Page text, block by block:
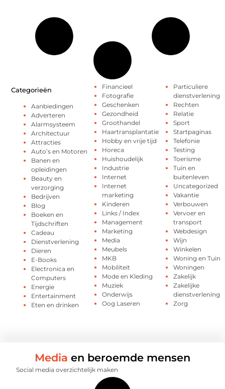
Categorieën
Aanbiedingen
Adverteren
Alarmsysteem
Architectuur
Attracties
Auto’s en Motoren
Banen en
opleidingen
Beauty en
verzorging
Bedrijven
Blog
Boeken en
Tijdschriften
Cadeau
Dienstverlening
Dieren
E-Books
Electronica en
Computers
Energie
Entertainment
Eten en drinken
Financieel
Fotografie
Geschenken
Gezondheid
Groothandel
Haartransplantatie
Hobby en vrije tijd
Horeca
Huishoudelijk
Industrie
Internet
Internet
marketing
Kinderen
Links / Index
Management
Marketing
Media
Meubels
MKB
Mobiliteit
Mode en Kleding
Muziek
Onderwijs
Oog Laseren
Particuliere
dienstverlening
Rechten
Relatie
Sport
Startpaginas
Telefonie
Testing
Toerisme
Tuin en
buitenleven
Uncategorized
Vakantie
Verbouwen
Vervoer en
transport
Webdesign
Wijn
Winkelen
Woning en Tuin
Woningen
Zakelijk
Zakelijke
dienstverlening
Zorg
Media en beroemde mensen
Social media overzichtelijk maken